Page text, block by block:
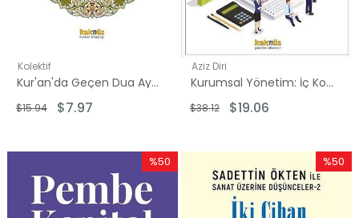
Kolektif
Kur'an'da Geçen Dua Ayetleri
$7.97
$15.94
Aziz Diri
Kurumsal Yönetim: İç Kontrol İç Denetim
$19.06
$38.12
%50
İndirim
%50İndirim
%50
İndirim